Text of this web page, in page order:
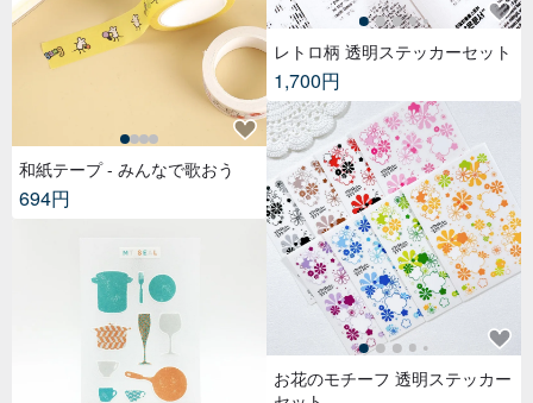
和紙テープ - みんなで歌おう
694円
レトロ柄 透明ステッカーセット
1,700円
お花のモチーフ 透明ステッカー